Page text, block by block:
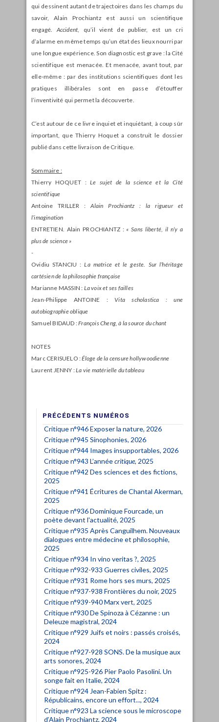
qui dessinent autant de trajectoires dans les champs du
savoir, Alain Prochiantz est aussi un scientifique
engagé.Accident, qu’il vient de publier, est un cri
d’alarme en même temps qu’un état des lieux nourri par
une longue expérience. Son diagnostic est grave : la Cité
scientifique est menacée. Et menacée, avant tout, par
elle-même : par des institutions scientifiques dont les
pratiques illibérales sont en passe d’étouffer
l’inventivité qui permet la découverte.
C’est autour de ce livre inquiet et inquiétant, à coup sûr
important, que Thierry Hoquet a construit le dossier
publié dans cette livraison de Critique.
Sommaire :
Thierry HOQUET :Le sujet de la science et la Cité
scientifique
Antoine TRILLER :Alain Prochiantz : la rigueur et
l’imagination
ENTRETIEN. Alain PROCHIANTZ : « Sans liberté, il n’y a
plus de science »
-
Ovidiu STANCIU :La matrice et le geste. Sur l’héritage
cartésien de la philosophie française
Marianne MASSIN : La voix et ses failles
Jean-Philippe ANTOINE : Vita scholastica : une
autobiographie oblique
Samuel BIDAUD :François Cheng, à la source du chant
NOTES
Marc CERISUELO :Éloge de la censure hollywoodienne
Laurent JENNY :La vie matérielle du tableau
PRÉCÉDENTS NUMÉROS
Critique n°946 Exposer la nature, 2026
Critique n°945 Sinophonies, 2026
Critique n°944 Images insupportables, 2026
Critique n°943 L’annéecritique, 2025
Critique n°942 Des sciences et des fictions,
2025
Critique n°941 Écritures de Chantal Akerman,
2025
Critique n°936 Dominique Fourcade, un
poète devant l'actualité, 2025
Critique n°935 Après Canguilhem. Nouveaux
dialogues entre médecine et philosophie,
2025
Critique n°934 In vino veritas ?, 2025
Critique n°932-933 Guerres civiles, 2025
Critique n°931 Rome hors ses murs, 2025
Critique n°937-938 Frontières du noir, 2025
Critique n°939-940 Marx vert, 2025
Critique n°930 De Spinoza à Cézanne : un
Deleuze magistral, 2024
Critique n°929 Juifs et noirs : passés croisés,
2024
Critique n°927-928 SONS. De la musique aux
arts sonores, 2024
Critique n°925-926 Pier Paolo Pasolini. Un
songe fait en Italie, 2024
Critique n°924 Jean-Fabien Spitz :
Républicains, encore un effort..., 2024
Critique n°923 La science sous le microscope
d’Alain Prochiantz, 2024